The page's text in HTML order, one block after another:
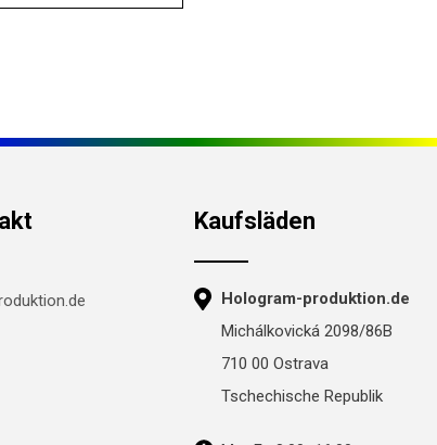
Kaufsläden
Hologram-produktion.de
Michálkovická 2098/86B
710 00 Ostrava
Tschechische Republik